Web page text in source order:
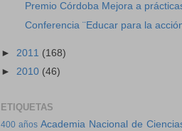
Premio Córdoba Mejora a
Conferencia ¨Educar para la
► 2011 (168)
► 2010 (46)
ETIQUETAS
400 años Academia Nacional de